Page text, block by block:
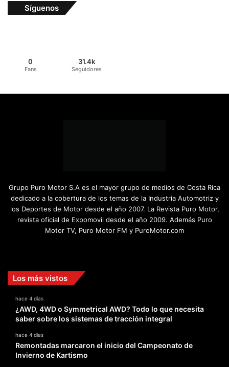
Síguenos
0
Fans
31.4k
Seguidores
Grupo Puro Motor S.A es el mayor grupo de medios de Costa Rica
dedicado a la cobertura de los temas de la Industria Automotriz y
los Deportes de Motor desde el año 2007. La Revista Puro Motor,
revista oficial de Expomovil desde el año 2009. Además Puro
Motor TV, Puro Motor FM y PuroMotor.com
Los más vistos
hace 4 días
¿AWD, 4WD o Symmetrical AWD? Todo lo que necesita
saber sobre los sistemas de tracción integral
hace 4 días
Remontadas marcaron el inicio del Campeonato de
Invierno de Kartismo